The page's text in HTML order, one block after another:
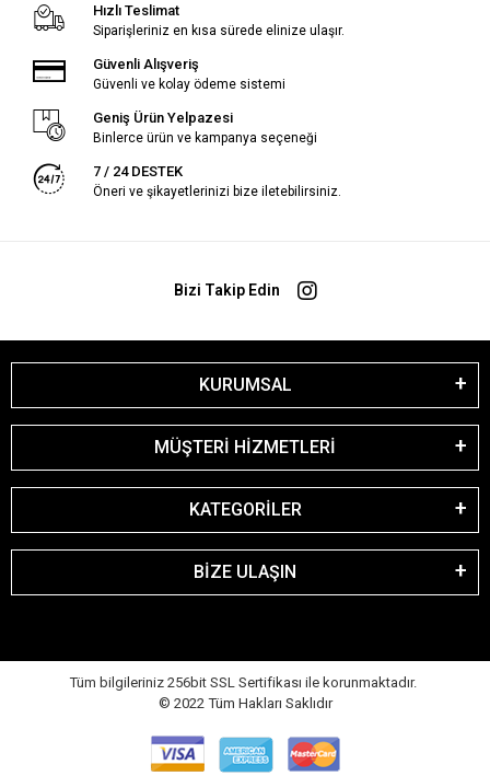
Hızlı Teslimat
Siparişleriniz en kısa sürede elinize ulaşır.
Güvenli Alışveriş
Güvenli ve kolay ödeme sistemi
Geniş Ürün Yelpazesi
Binlerce ürün ve kampanya seçeneği
7 / 24 DESTEK
Öneri ve şikayetlerinizi bize iletebilirsiniz.
Bizi Takip Edin
KURUMSAL
MÜŞTERİ HİZMETLERİ
KATEGORİLER
BİZE ULAŞIN
Tüm bilgileriniz 256bit SSL Sertifikası ile korunmaktadır.
© 2022 Tüm Hakları Saklıdır